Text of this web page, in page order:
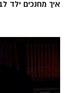
איך מחנכים ילד